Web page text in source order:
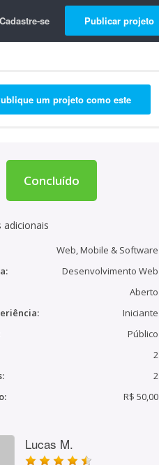
Cadastre-se Publicar projeto
um projeto como este
Concluído
Web, Mobile & Software
Desenvolvimento Web
Aberto
Iniciante
Público
2
2
R$ 50,00
Lucas M.